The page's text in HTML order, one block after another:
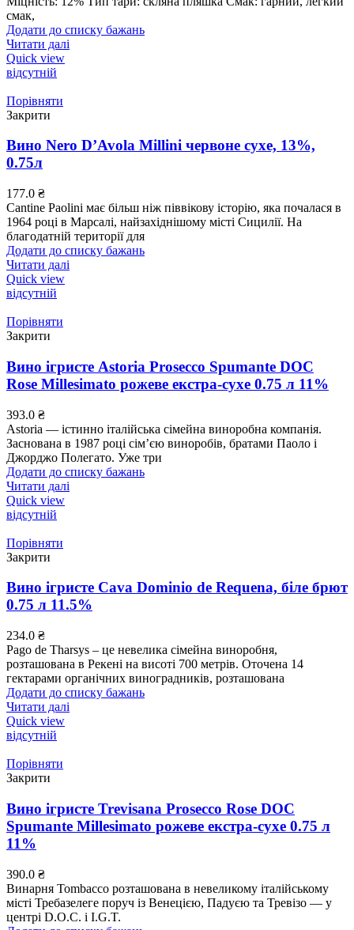
смак,
Додати до списку бажань
Читати далі
Quick view
відсутній
Порівняти
Закрити
Вино Nero D’Avola Millini червоне сухе, 13%,
0.75л
177.0 ₴
Cantine Paolini має більш ніж піввікову історію, яка почалася в
1964 році в Марсалі, найзахіднішому місті Сицилії. На
благодатній території для
Додати до списку бажань
Читати далі
Quick view
відсутній
Порівняти
Закрити
Вино ігристе Astoria Prosecco Spumante DOC
Rose Millesimato рожеве екстра-сухе 0.75 л 11%
393.0 ₴
Astoria — істинно італійська сімейна виноробна компанія.
Заснована в 1987 році сім’єю виноробів, братами Паоло і
Джорджо Полегато. Уже три
Додати до списку бажань
Читати далі
Quick view
відсутній
Порівняти
Закрити
Вино ігристе Cava Dominio de Requena, біле брют
0.75 л 11.5%
234.0 ₴
Pago de Tharsys – це невелика сімейна виноробня,
розташована в Рекені на висоті 700 метрів. Оточена 14
гектарами органічних виноградників, розташована
Додати до списку бажань
Читати далі
Quick view
відсутній
Порівняти
Закрити
Вино ігристе Trevisana Prosecco Rose DOC
Spumante Millesimato рожеве екстра-сухе 0.75 л
11%
390.0 ₴
Винарня Tombacco розташована в невеликому італійському
місті Требазелеге поруч із Венецією, Падуєю та Тревізо — у
центрі D.O.C. і I.G.T.